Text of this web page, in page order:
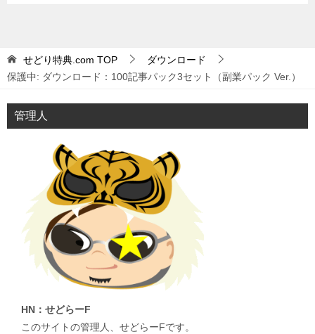
せどり特典.com TOP
ダウンロード
保護中: ダウンロード：100記事パック3セット（副業パック Ver.）
管理人
HN：せどらーF
このサイトの管理人、せどらーFです。